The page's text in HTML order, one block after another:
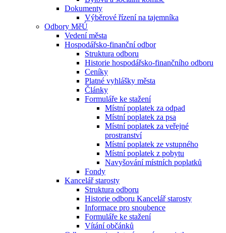
Dokumenty
Výběrové řízení na tajemníka
Odbory MěÚ
Vedení města
Hospodářsko-finanční odbor
Struktura odboru
Historie hospodářsko-finančního odboru
Ceníky
Platné vyhlášky města
Články
Formuláře ke stažení
Místní poplatek za odpad
Místní poplatek za psa
Místní poplatek za veřejné
prostranství
Místní poplatek ze vstupného
Místní poplatek z pobytu
Navyšování místních poplatků
Fondy
Kancelář starosty
Struktura odboru
Historie odboru Kancelář starosty
Informace pro snoubence
Formuláře ke stažení
Vítání občánků